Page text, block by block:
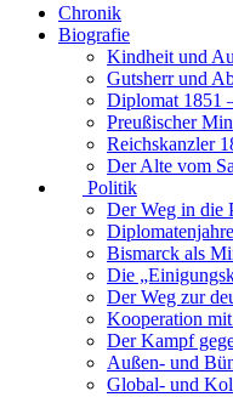
Chronik
Biografie
Kindheit und
Gutsherr und
Diplomat 1851
Preußischer
Reichskanzler
Der Alte vom
Politik
Der Weg in die
Bismarck als
Die
Der Weg zur
Kooperation
Der Kampf
Außen- und
Global- und